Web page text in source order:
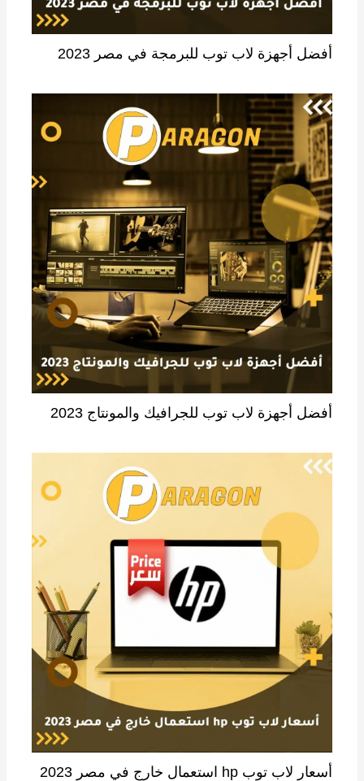
أفضل أجهزة لاب توب للبرمجة في مصر 2023
أفضل أجهزة لاب توب للجرافيك والمونتاج 2023
أسعار لاب توب hp استعمال خارج في مصر 2023